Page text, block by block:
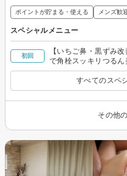
ポイントが貯まる・使える メンズ歓
スペシャルメニュー
初回
【いちご鼻・黒ずみ
で角栓スッキリつる
すべてのスペ
その他